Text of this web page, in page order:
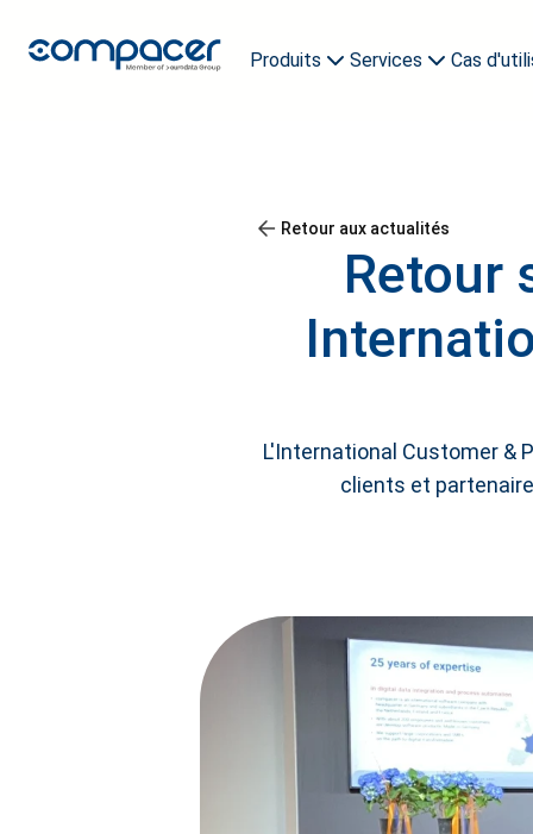
Produits Services Cas
Retour aux actualités
Retour
L'International Customer &
clients et